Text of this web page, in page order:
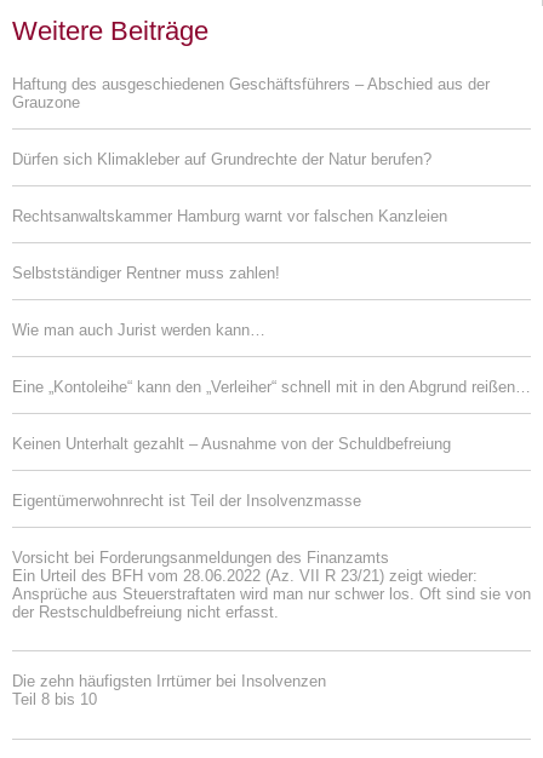
Weitere Beiträge
Haftung des ausgeschiedenen Geschäftsführers – Abschied aus der
Grauzone
Dürfen sich Klimakleber auf Grundrechte der Natur berufen?
Rechtsanwaltskammer Hamburg warnt vor falschen Kanzleien
Selbstständiger Rentner muss zahlen!
Wie man auch Jurist werden kann…
Eine „Kontoleihe“ kann den „Verleiher“ schnell mit in den Abgrund reißen…
Keinen Unterhalt gezahlt – Ausnahme von der Schuldbefreiung
Eigentümerwohnrecht ist Teil der Insolvenzmasse
Vorsicht bei Forderungsanmeldungen des Finanzamts
Ein Urteil des BFH vom 28.06.2022 (Az. VII R 23/21) zeigt wieder:
Ansprüche aus Steuerstraftaten wird man nur schwer los. Oft sind sie von
der Restschuldbefreiung nicht erfasst.
Die zehn häufigsten Irrtümer bei Insolvenzen
Teil 8 bis 10